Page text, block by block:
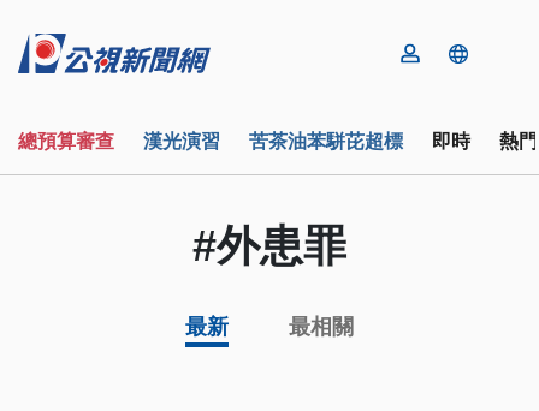
總預算審查 漢光演習 苦茶油苯駢芘超標 即時 熱
#外患罪
最新 最相關